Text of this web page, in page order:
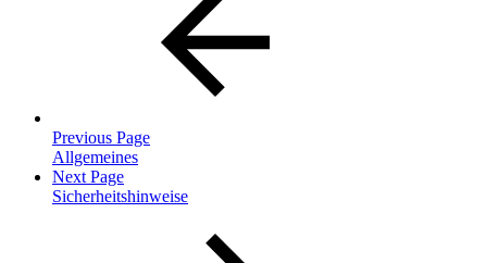
Previous Page
Allgemeines
Next Page
Sicherheitshinweise